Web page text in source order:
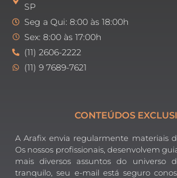
SP
Seg a Qui: 8:00 às 18:00h
Sex: 8:00 às 17:00h
(11) 2606-2222
(11) 9 7689-7621
CONTEÚDOS
A Arafix envia regularmente materiais
Os nossos profissionais, desenvolvem
mais diversos assuntos do universo
tranquilo, seu e-mail está seguro